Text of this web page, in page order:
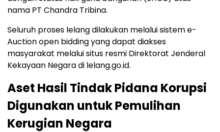
nama PT Chandra Tribina.
Seluruh proses lelang dilakukan melalui sistem e-
Auction open bidding yang dapat diakses
masyarakat melalui situs resmi Direktorat Jenderal
Kekayaan Negara di lelang.go.id.
Aset Hasil Tindak Pidana Korupsi
Digunakan untuk Pemulihan
Kerugian Negara